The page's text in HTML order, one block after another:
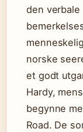
den verbale
norske
et godt
Hardy,
begynne
Road. De